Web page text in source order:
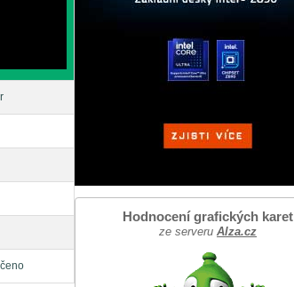
Hodnocení grafických karet
ze serveru Alza.cz